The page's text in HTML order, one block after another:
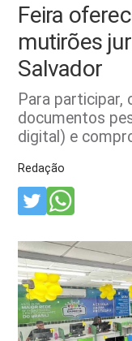
Feira
mutirões
Salvador
Para participar,
documentos
digital) e
Redação